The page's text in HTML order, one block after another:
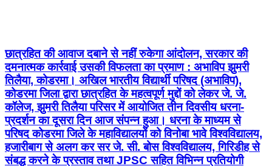
छात्रहित की आवाज दबाने से नहीं रुकेगा आंदोलन, सरकार की
दमनात्मक कार्रवाई उसकी विफलता का प्रमाण : अभाविप झुमरी
तिलैया, कोडरमा। अखिल भारतीय विद्यार्थी परिषद (अभाविप),
कोडरमा जिला द्वारा छात्रहित के महत्वपूर्ण मुद्दों को लेकर जे. जे.
कॉलेज, झुमरी तिलैया परिसर में आयोजित तीन दिवसीय धरना-
प्रदर्शन का दूसरा दिन आज संपन्न हुआ। धरना के माध्यम से
परिषद कोडरमा जिले के महाविद्यालयों को विनोबा भावे विश्वविद्यालय,
हजारीबाग से अलग कर सर जे. सी. बोस विश्वविद्यालय, गिरिडीह से
संबद्ध करने के प्रस्ताव तथा JPSC सहित विभिन्न प्रतियोगी